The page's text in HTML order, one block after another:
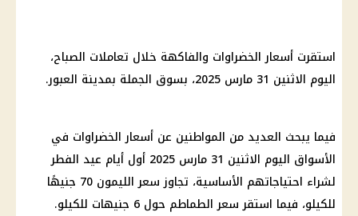
استقرت أسعار الخضراوات والفاكهة خلال تعاملات الصباح،
اليوم الاثنين 31
مارس 2025 ، بسوق الجملة بمدينة العبور.
فيما يبحث العديد من المواطنين عن أسعار الخضراوات في
الأسواق اليوم الاثنين 31
مارس 2025
أول أيام عيد الفطر
لشراء احتياجاتهم الأساسية، تجاوز سعرالليمون
70 جنيهًا
للكيلو، فيما استقرسعر الطماطم حول 6 جنيهات للكيلو.